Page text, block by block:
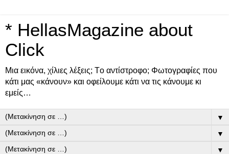
* HellasMagazine about
Click
Μια εικόνα, χίλιες λέξεις; Tο αντίστροφο; Φωτογραφίες που
κάτι μας «κάνουν» και οφείλουμε κάτι να τις κάνουμε κι
εμείς…
▼
▼
▼